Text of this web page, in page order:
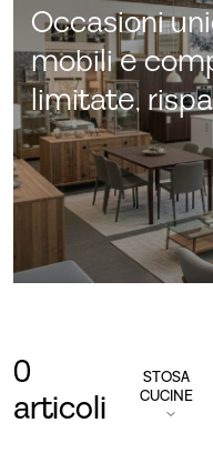
Occasioni
mobili e
limitate,
0
articoli
STOSA
CUCINE